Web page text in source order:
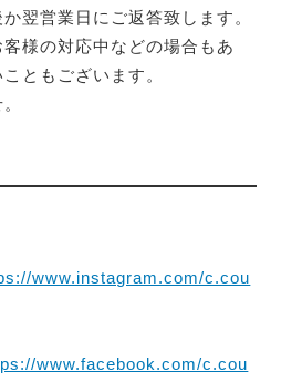
翌営業日にご返答致します。
様の対応中などの場合もあ
ともございます。
。
www.instagram.com/c.cou
www.facebook.com/c.cou